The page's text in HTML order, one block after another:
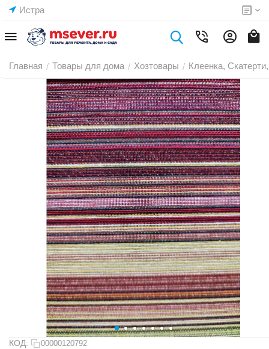
Истра
Главная / Товары для дома / Хозтовары / Клеенка,
КОД: 00000120792